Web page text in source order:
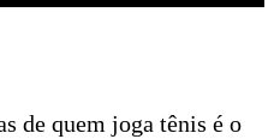
de quem joga tênis é o